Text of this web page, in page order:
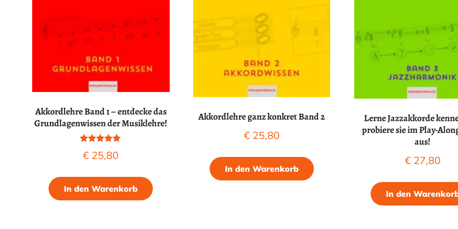
Akkordlehre Band 1 – entdecke das
Grundlagenwissen der Musiklehre!
Bewertet mit
5.00
€ 25,80
In den Warenkorb
Akkordlehre ganz konkret Band 2
€ 25,80
In den Warenkorb
Lerne Jazzakkorde
probiere sie im Play-
aus!
€27,80
In den